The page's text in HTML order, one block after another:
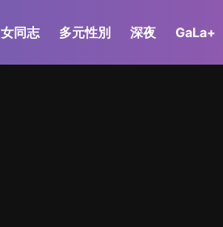
女同志 多元性別 深夜 GaLa+